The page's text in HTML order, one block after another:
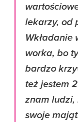
lekarzy, od
Wkładanie
worka, bo
bardzo
też jestem
znam ludzi,
swoje